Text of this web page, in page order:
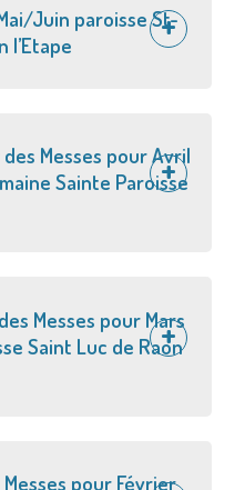
Juin paroisse St-
l’Etape
Messes pour Avril
Sainte Paroisse
Messes pour Mars
Saint Luc de Raon
pour Février